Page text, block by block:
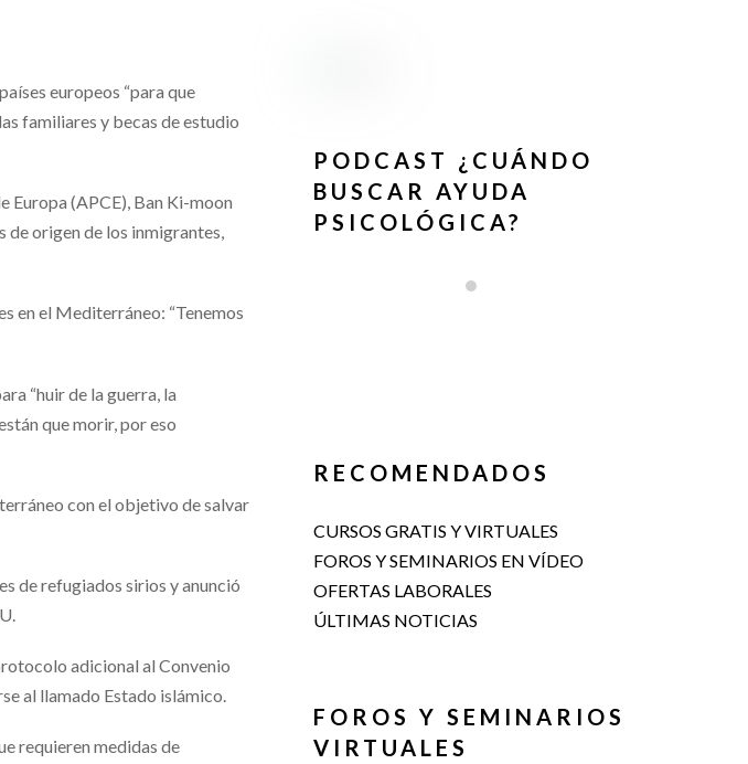
europeos “para que
familiares y becas de estudio
Europa (APCE), Ban Ki-moon
de origen de los inmigrantes,
en el Mediterráneo: “Tenemos
“huir de la guerra, la
que morir, por eso
con el objetivo de salvar
de refugiados sirios y anunció
adicional al Convenio
al llamado Estado islámico.
requieren medidas de
PODCAST ¿CUÁNDO
BUSCAR AYUDA
PSICOLÓGICA?
RECOMENDADOS
CURSOS GRATIS Y VIRTUALES
FOROS Y SEMINARIOS EN VÍDEO
OFERTAS LABORALES
ÚLTIMAS NOTICIAS
FOROS Y SEMINARIOS
VIRTUALES